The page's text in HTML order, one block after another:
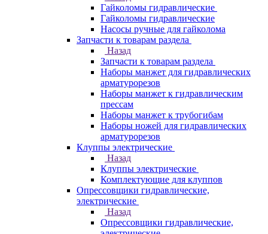
Гайколомы гидравлические
Гайколомы гидравлические
Насосы ручные для гайколома
Запчасти к товарам раздела
Назад
Запчасти к товарам раздела
Наборы манжет для гидравлических
арматурорезов
Наборы манжет к гидравлическим
прессам
Наборы манжет к трубогибам
Наборы ножей для гидравлических
арматурорезов
Клуппы электрические
Назад
Клуппы электрические
Комплектующие для клуппов
Опрессовщики гидравлические,
электрические
Назад
Опрессовщики гидравлические,